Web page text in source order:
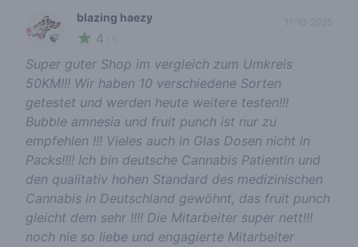
🍃
blazing haezy
4
Super guter Shop im vergleich zum Umkreis
50KM!!! Wir haben 10 verschiedene Sorten
getestet und werden heute weitere testen!!!
Bubble amnesia und fruit punch ist nur zu
empfehlen !!! Vieles auch in Glas Dosen nicht in
Packs!!!! Ich bin deutsche Cannabis Patientin und
den qualitativ hohen Standard des medizinischen
Cannabis in Deutschland gewöhnt, das fruit punch
gleicht dem sehr !!!! Die Mitarbeiter super nett!!!
noch nie so liebe und engagierte Mitarbeiter